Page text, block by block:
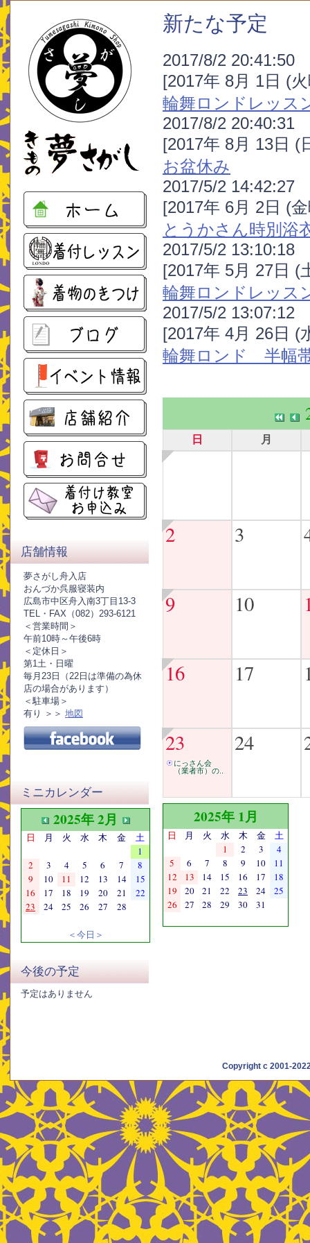
店舗情報
夢さがし舟入店
おんづか呉服寝装内
広島市中区舟入南3丁目13-3
TEL・FAX（082）293-6121
＜営業時間＞
午前10時～午後6時
＜定休日＞
第1土・日曜
毎月23日（22日は準備の為休
店の場合があります）
＜駐車場＞
有り ＞＞ 地図
ミニカレンダー
2025年 2月
日 月 火 水 木 金
土
1
2
3 4 5 6 7
8
9
10 11 12 13 14
15
16
17 18 19 20 21
22
23
24 25 26 27 28
＜今日＞
今後の予定
予定はありません
新たな予定
2017/8/2 20:41:50
[2017年 8月 1日 (
輪舞ロンドレッス
2017/8/2 20:40:31
[2017年 8月 13日 (
お盆休み
2017/5/2 14:42:27
[2017年 6月 2日 (
とうかさん時別浴
2017/5/2 13:10:18
[2017年 5月 27日 (
輪舞ロンドレッス
2017/5/2 13:07:12
[2017年 4月 26日 (
輪舞ロンド 半幅
日 月
2 3
9 10
16 17
23
にっさん会
（業者市）の..
24
2025年 1月
日 月 火 水 木 金
土
1
2 3
4
5
6 7 8 9 10
11
12
13 14 15 16 17
18
19
20 21 22 23 24
25
26
27 28 29 30 31
Copyright c 2001-